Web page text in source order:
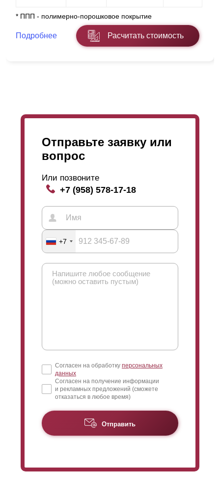
* ППП - полимерно-порошковое покрытие
Подробнее Расчитать стоимость
Отправьте заявку или
вопрос
Или позвоните
+7 (958) 578-17-18
+7
Согласен на обработку персональных
данных
Согласен на получение информации
и рекламных предложений (сможете
отказаться в любое время)
Отправить